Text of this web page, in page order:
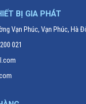
BỊ GIA PHÁT
Vạn Phúc, Vạn Phúc, Hà
021